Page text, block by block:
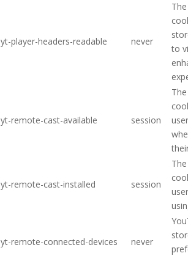
yt-player-headers-readable never
to
yt-remote-cast-available session
yt-remote-cast-installed session
yt-remote-connected-devices never